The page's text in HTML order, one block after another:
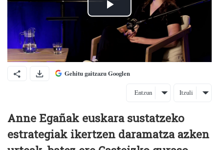
Gehitu gaitzazu Googlen
Entzun Itzuli
Anne Egañak euskara sustatzeko
estrategiak ikertzen daramatza azken